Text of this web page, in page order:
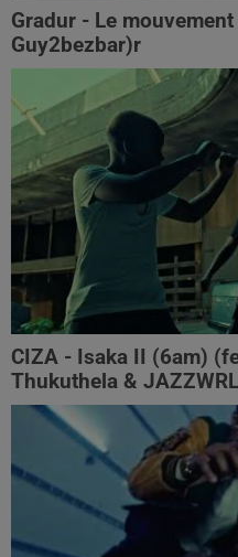
Gradur - Le
Guy2bezbar)r
CIZA - Isaka II (6am)
Thukuthela &